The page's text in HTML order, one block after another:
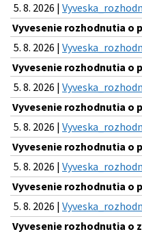
5. 8. 2026 |
Vyvesenie rozhodnutia o
5. 8. 2026 |
Vyvesenie rozhodnutia o
5. 8. 2026 |
Vyvesenie rozhodnutia o
5. 8. 2026 |
Vyvesenie rozhodnutia o
5. 8. 2026 |
Vyvesenie rozhodnutia o
5. 8. 2026 |
Vyvesenie rozhodnutia o